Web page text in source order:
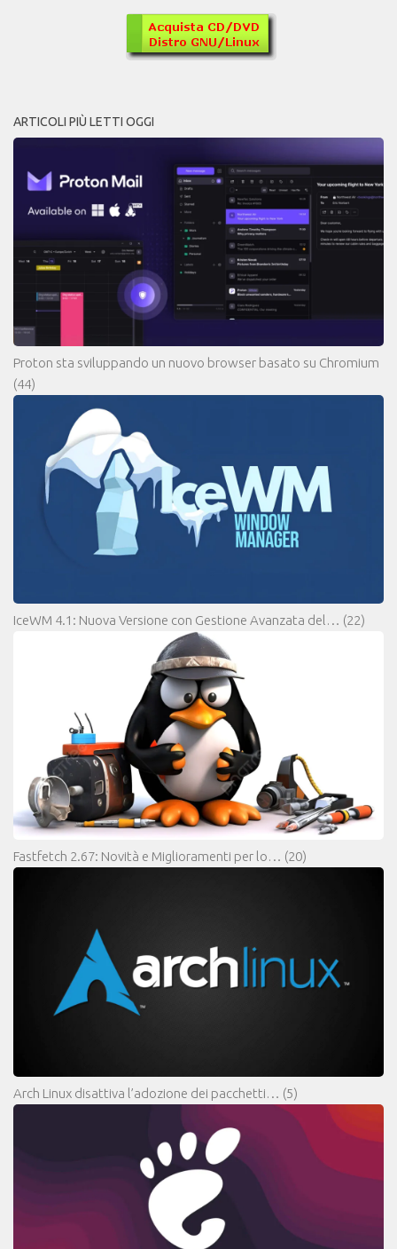
ARTICOLI PIÙ LETTI OGGI
Proton sta sviluppando un nuovo browser basato su Chromium
(44)
IceWM 4.1: Nuova Versione con Gestione Avanzata del… (22)
Fastfetch 2.67: Novità e Miglioramenti per lo… (20)
Arch Linux disattiva l’adozione dei pacchetti… (5)